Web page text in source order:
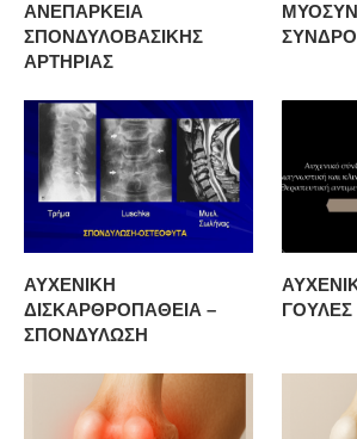
ΑΝΕΠΑΡΚΕΙΑ
ΣΠΟΝΔΥΛΟΒΑΣΙΚΗΣ
ΑΡΤΗΡΙΑΣ
ΑΥΧΕΝΙΚΗ
ΔΙΣΚΑΡΘΡΟΠΑΘΕΙΑ –
ΣΠΟΝΔΥΛΩΣΗ
ΓΟΥΛΕΣ